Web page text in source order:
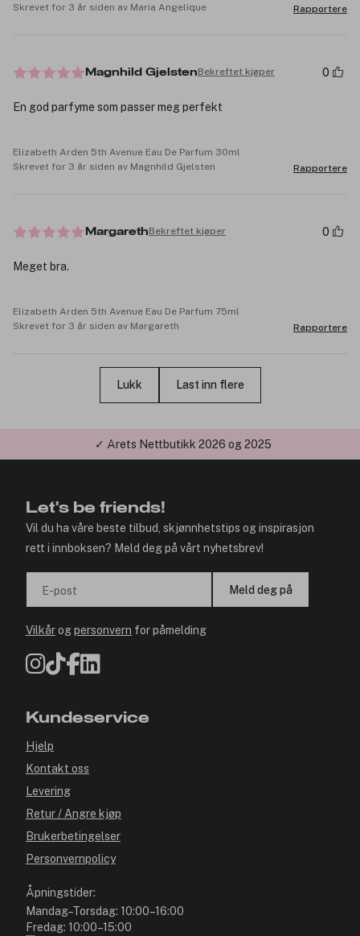
Skrevet for 3 år siden av Maria Angelique
Rapportere
Magnhild GjelstenBekreftet kjøper 0
En god parfyme som passer meg perfekt
Elizabeth Arden 5th Avenue Eau De Parfum 30ml
Skrevet for 3 år siden av Magnhild Gjelsten
Rapportere
MargarethBekreftet kjøper 0
Meget bra.
Elizabeth Arden 5th Avenue Eau De Parfum 75ml
Skrevet for 3 år siden av Margareth
Rapportere
Lukk Last inn flere
✓ Årets Nettbutikk 2026 og 2025
Let's be friends!
Vil du ha våre beste tilbud, skjønnhetstips og inspirasjon
rett i innboksen? Meld deg på vårt nyhetsbrev!
E-post Meld deg på
Vilkårogpersonvern for påmelding
Kundeservice
Hjelp
Kontakt oss
Levering
Retur / Angre kjøp
Brukerbetingelser
Personvernpolicy
Åpningstider:
Mandag–Torsdag: 10:00–16:00
Fredag: 10:00–15:00